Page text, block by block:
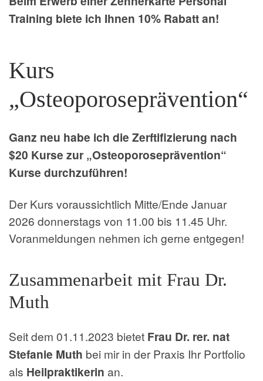
Training biete ich Ihnen 10% Rabatt an!
Kurs
„Osteoporoseprävention“
Ganz neu habe ich die Zerftifizierung nach
$20 Kurse zur „Osteoporoseprävention“
Kurse durchzuführen!
Der Kurs voraussichtlich Mitte/Ende Januar
2026 donnerstags von 11.00 bis 11.45 Uhr.
Voranmeldungen nehmen ich gerne entgegen!
Zusammenarbeit mit Frau Dr.
Muth
Seit dem 01.11.2023 bietet Frau Dr. rer. nat
Stefanie Muth bei mir in der Praxis Ihr Portfolio
als Heilpraktikerin an.